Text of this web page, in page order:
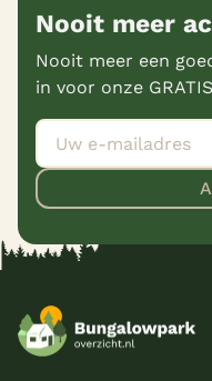
Nooit meer
Nooit meer een
in voor onze